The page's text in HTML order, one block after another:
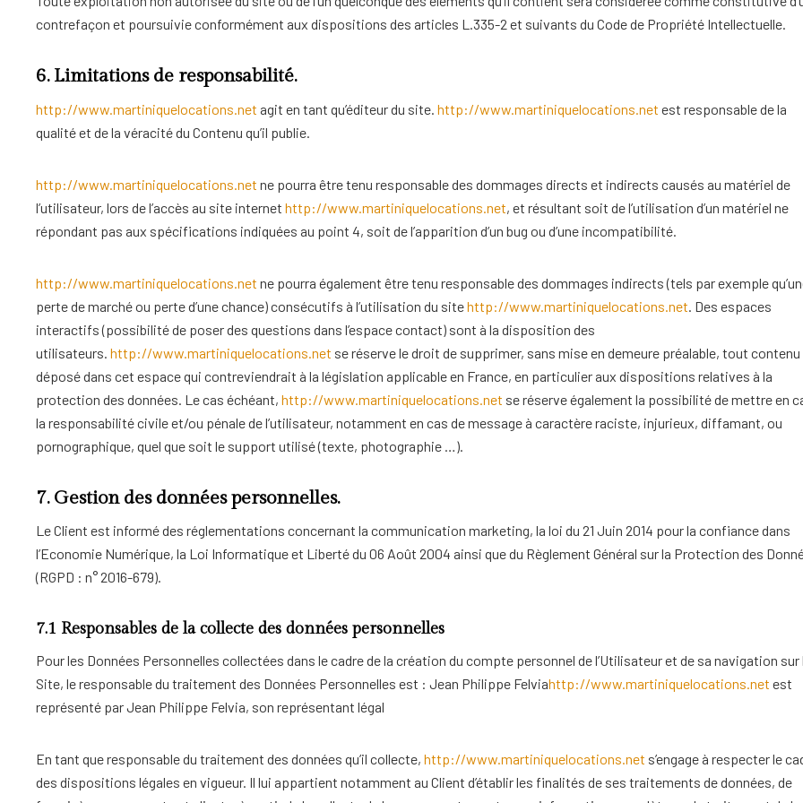
contrefaçon et poursuivie conformément aux dispositions des articles L.335-2 et suivants du Code de Propriété Intellectuelle.
6. Limitations de responsabilité.
http://www.martiniquelocations.net agit en tant qu’éditeur du site. http://www.martiniquelocations.net est responsable de la
qualité et de la véracité du Contenu qu’il publie.
http://www.martiniquelocations.net ne pourra être tenu responsable des dommages directs et indirects causés au matériel de
l’utilisateur, lors de l’accès au site internet http://www.martiniquelocations.net, et résultant soit de l’utilisation d’un matériel ne
répondant pas aux spécifications indiquées au point 4, soit de l’apparition d’un bug ou d’une incompatibilité.
http://www.martiniquelocations.net ne pourra également être tenu responsable des dommages indirects (tels par exemple
perte de marché ou perte d’une chance) consécutifs à l’utilisation du sitehttp://www.martiniquelocations.net . Des espaces
interactifs (possibilité de poser des questions dans l’espace contact) sont à la disposition des
utilisateurs. http://www.martiniquelocations.net se réserve le droit de supprimer, sans mise en demeure préalable, tout contenu
déposé dans cet espace qui contreviendrait à la législation applicable en France, en particulier aux dispositions relatives à la
protection des données. Le cas échéant, http://www.martiniquelocations.net se réserve également la possibilité de mettre en
la responsabilité civile et/ou pénale de l’utilisateur, notamment en cas de message à caractère raciste, injurieux, diffamant, ou
pornographique, quel que soit le support utilisé (texte, photographie …).
7. Gestion des données personnelles.
Le Client est informé des réglementations concernant la communication marketing, la loi du 21 Juin 2014 pour la confiance dans
l’Economie Numérique, la Loi Informatique et Liberté du 06 Août 2004 ainsi que du Règlement Général sur la Protection des
(RGPD : n° 2016-679).
7.1 Responsables de la collecte des données personnelles
Pour les Données Personnelles collectées dans le cadre de la création du compte personnel de l’Utilisateur et de sa navigation sur
Site, le responsable du traitement des Données Personnelles est : Jean Philippe Felviahttp://www.martiniquelocations.net est
représenté par Jean Philippe Felvia, son représentant légal
En tant que responsable du traitement des données qu’il collecte, http://www.martiniquelocations.net s’engage à respecter le
des dispositions légales en vigueur. Il lui appartient notamment au Client d’établir les finalités de ses traitements de données, de